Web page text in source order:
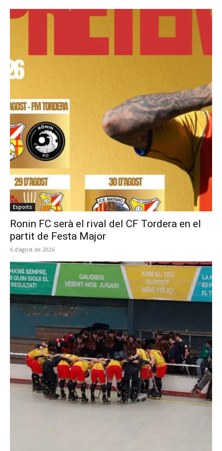
Esports
Ronin FC serà el rival del CF Tordera en el
partit de Festa Major
6 d'agost de 2026